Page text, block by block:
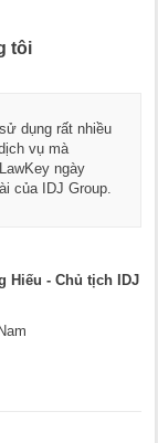
tôi
thành cảm ơn đội
tâm khi sử
bên các bạn.
cho cộng đồng
Dương Cafe